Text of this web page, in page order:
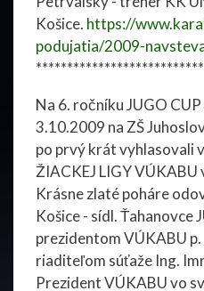
Košice. https://
podujatia/2009-
Na 6. ročníku JUGO
3.10.2009 na ZŠ
po prvý krát vyhlasovali
ŽIACKEJ LIGY
Krásne zlaté poháre
Košice - sídl. Ťahanovce
prezidentom VÚKABU
riaditeľom súťaže Ing.
Prezident VÚKABU vo